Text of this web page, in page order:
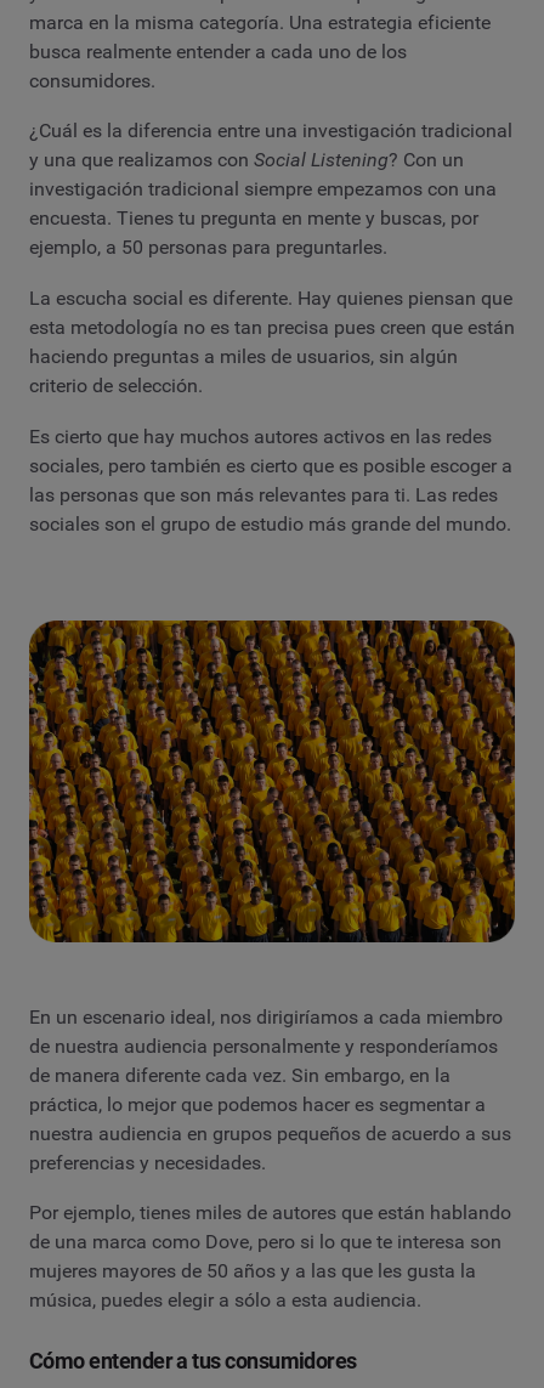
marca en la misma categoría. Una estrategia eficiente
busca realmente entender a cada uno de los
consumidores.
¿Cuál es la diferencia entre una investigación tradicional
y una que realizamos con Social Listening? Con un
investigación tradicional siempre empezamos con una
encuesta. Tienes tu pregunta en mente y buscas, por
ejemplo, a 50 personas para preguntarles.
La escucha social es diferente. Hay quienes piensan que
esta metodología no es tan precisa pues creen que están
haciendo preguntas a miles de usuarios, sin algún
criterio de selección.
Es cierto que hay muchos autores activos en las redes
sociales, pero también es cierto que es posible escoger a
las personas que son más relevantes para ti. Las redes
sociales son el grupo de estudio más grande del mundo.
En un escenario ideal, nos dirigiríamos a cada miembro
de nuestra audiencia personalmente y responderíamos
de manera diferente cada vez. Sin embargo, en la
práctica, lo mejor que podemos hacer es segmentar a
nuestra audiencia en grupos pequeños de acuerdo a sus
preferencias y necesidades.
Por ejemplo, tienes miles de autores que están hablando
de una marca como Dove, pero si lo que te interesa son
mujeres mayores de 50 años y a las que les gusta la
música, puedes elegir a sólo a esta audiencia.
Cómo entender a tus consumidores